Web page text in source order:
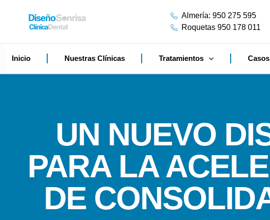
Almería: 950 275 595
Roquetas 950 178 011
Inicio Nuestras Clínicas Tratamientos Casos
UN NUEVO
PARA LA
DE